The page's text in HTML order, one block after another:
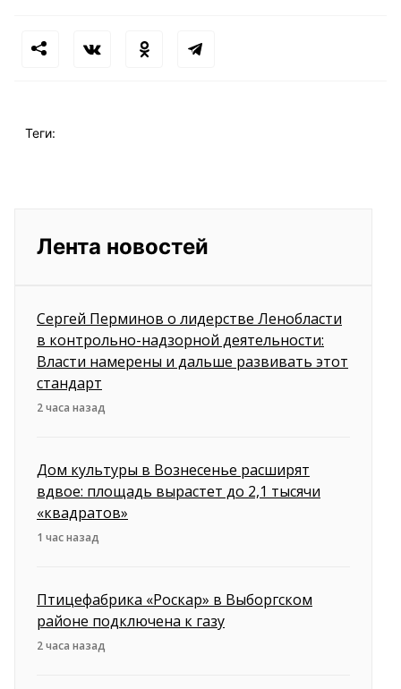
Теги:
Лента новостей
Сергей Перминов о лидерстве Ленобласти
в контрольно-надзорной деятельности:
Власти намерены и дальше развивать этот
стандарт
2 часа назад
Дом культуры в Вознесенье расширят
вдвое: площадь вырастет до 2,1 тысячи
«квадратов»
1 час назад
Птицефабрика «Роскар» в Выборгском
районе подключена к газу
2 часа назад